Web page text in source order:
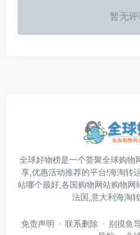
暂无评
全球好物榜是一个荟聚全球购物
享,优惠活动推荐的平台!海淘转
站哪个最好,各国购物网站购物网
法国,意大利海淘
免责声明 联系删除 别摸鱼